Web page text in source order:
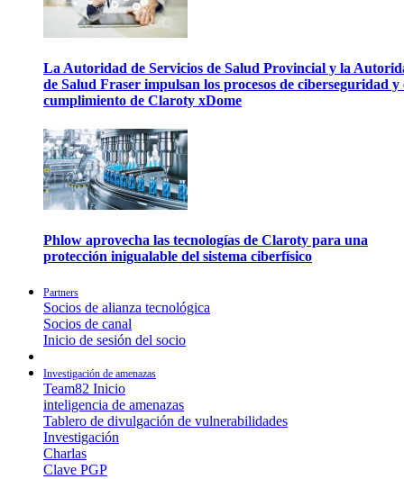
La Autoridad de Servicios de Salud Provincial y la
de Salud Fraser impulsan los procesos de ciberseguridad y
cumplimiento de Claroty xDome
Phlow aprovecha las tecnologías de Claroty para una
protección inigualable del sistema ciberfísico
Partners
Socios de alianza tecnológica
Socios de canal
Inicio de sesión del socio
Investigación de amenazas
Team82 Inicio
inteligencia de amenazas
Tablero de divulgación de vulnerabilidades
Investigación
Charlas
Clave PGP